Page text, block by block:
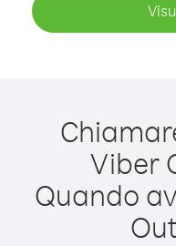
Viber
Quando